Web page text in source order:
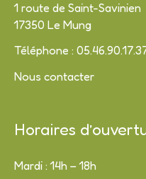
1 route de Saint-Savinien
17350 Le Mung
Téléphone :
Nous contacter
Horaires
Mardi : 14h – 18h